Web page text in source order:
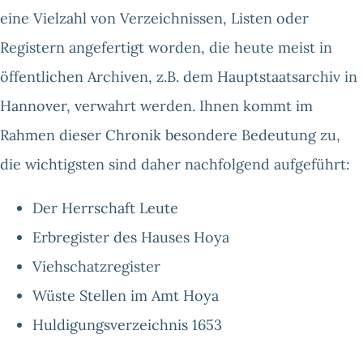
eine Vielzahl von Verzeichnissen, Listen oder
Registern angefertigt worden, die heute meist in
öffentlichen Archiven, z.B. dem Hauptstaatsarchiv in
Hannover, verwahrt werden. Ihnen kommt im
Rahmen dieser Chronik besondere Bedeutung zu,
die wichtigsten sind daher nachfolgend aufgeführt:
Der Herrschaft Leute
Erbregister des Hauses Hoya
Viehschatzregister
Wüste Stellen im Amt Hoya
Huldigungsverzeichnis 1653